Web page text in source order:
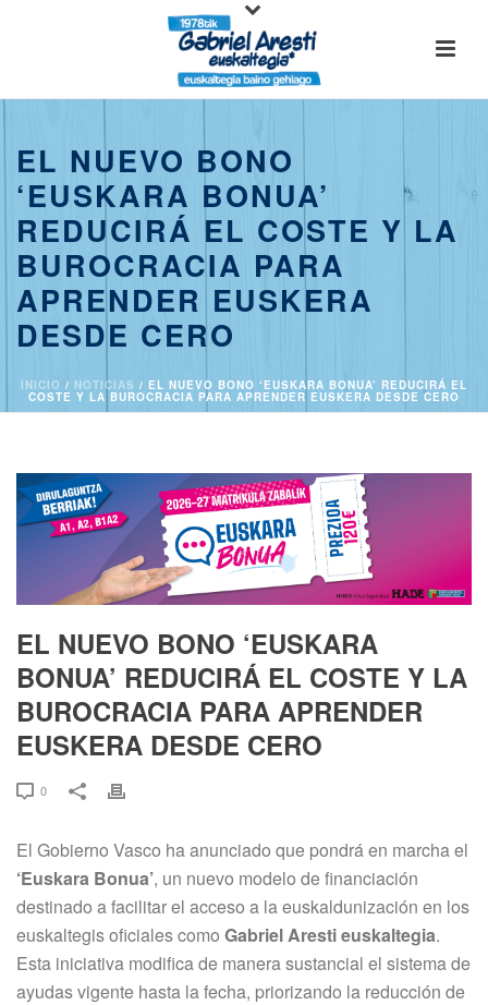
EL NUEVO BONO
‘EUSKARA BONUA’
REDUCIRÁ EL COSTE Y LA
BUROCRACIA PARA
APRENDER EUSKERA
DESDE CERO
INICIO / NOTICIAS / EL NUEVO BONO ‘EUSKARA BONUA’ REDUCIRÁ EL
COSTE Y LA BUROCRACIA PARA APRENDER EUSKERA DESDE CERO
EL NUEVO BONO ‘EUSKARA
BONUA’ REDUCIRÁ EL COSTE Y LA
BUROCRACIA PARA APRENDER
EUSKERA DESDE CERO
0
El Gobierno Vasco ha anunciado que pondrá en marcha el
‘Euskara Bonua’, un nuevo modelo de financiación
destinado a facilitar el acceso a la euskaldunización en los
euskaltegis oficiales como Gabriel Aresti euskaltegia.
Esta iniciativa modifica de manera sustancial el sistema de
ayudas vigente hasta la fecha, priorizando la reducción de